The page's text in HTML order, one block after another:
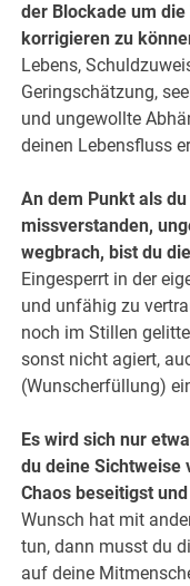
der Blockade um
korrigieren zu
Lebens,
Geringschätzung,
und ungewollte
deinen Lebensfluss
An dem Punkt als
missverstanden,
wegbrach, bist du
Eingesperrt in der
und unfähig zu
noch im Stillen
sonst nicht agiert,
(Wunscherfüllung)
Es wird sich nur
du deine Sichtweise
Chaos beseitigst
Wunsch hat mit
tun, dann musst du
auf deine